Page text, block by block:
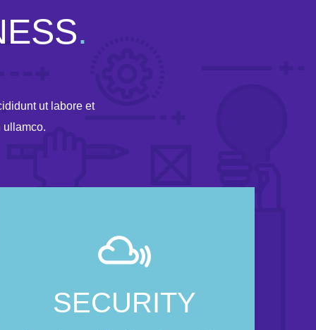
.
ut labore et
ullamco.
SECURITY
cloud
Lorem ipsum dolor sit amet, consectetur